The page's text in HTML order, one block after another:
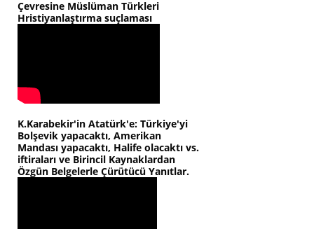
Çevresine Müslüman Türkleri
Hristiyanlaştırma suçlaması
K.Karabekir'in Atatürk'e: Türkiye'yi
Bolşevik yapacaktı, Amerikan
Mandası yapacaktı, Halife olacaktı vs.
iftiraları ve Birincil Kaynaklardan
Özgün Belgelerle Çürütücü Yanıtlar.